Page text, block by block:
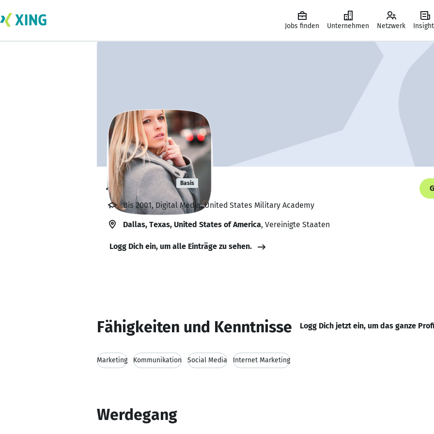
Jobs finden Unternehmen Netzwerk
jhon laddu Basis
Bis 2001, Digital Media, United States Military Academy
Dallas, Texas, United States of America, Vereinigte Staaten
Logg Dich ein, um alle Einträge zu sehen.
Fähigkeiten und Kenntnisse Logg Dich jetzt ein, um das ganze
Marketing Kommunikation Social Media Internet Marketing
Werdegang